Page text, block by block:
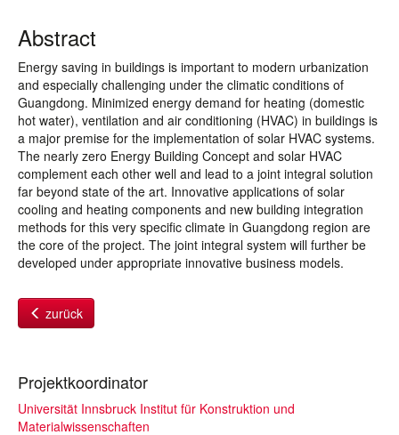
Abstract
Energy saving in buildings is important to modern urbanization
and especially challenging under the climatic conditions of
Guangdong. Minimized energy demand for heating (domestic
hot water), ventilation and air conditioning (HVAC) in buildings is
a major premise for the implementation of solar HVAC systems.
The nearly zero Energy Building Concept and solar HVAC
complement each other well and lead to a joint integral solution
far beyond state of the art. Innovative applications of solar
cooling and heating components and new building integration
methods for this very specific climate in Guangdong region are
the core of the project. The joint integral system will further be
developed under appropriate innovative business models.
zurück
Projektkoordinator
Universität Innsbruck Institut für Konstruktion und
Materialwissenschaften